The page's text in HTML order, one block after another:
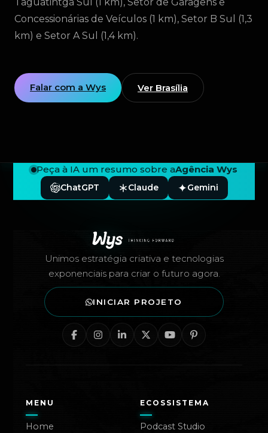
Concessionárias de Veículos (1 km), Setor B Sul (1,3
km) e Setor A Sul (1,4 km).
Falar com a Wys Ver Brasília
Peça à IA um resumo sobre aAgência Wys
ChatGPT Claude Gemini
Unimos estratégia criativa e tecnologias
exponenciais para criar o futuro agora.
INICIAR PROJETO
MENU
Home
ECOSSISTEMA
Podcast Studio